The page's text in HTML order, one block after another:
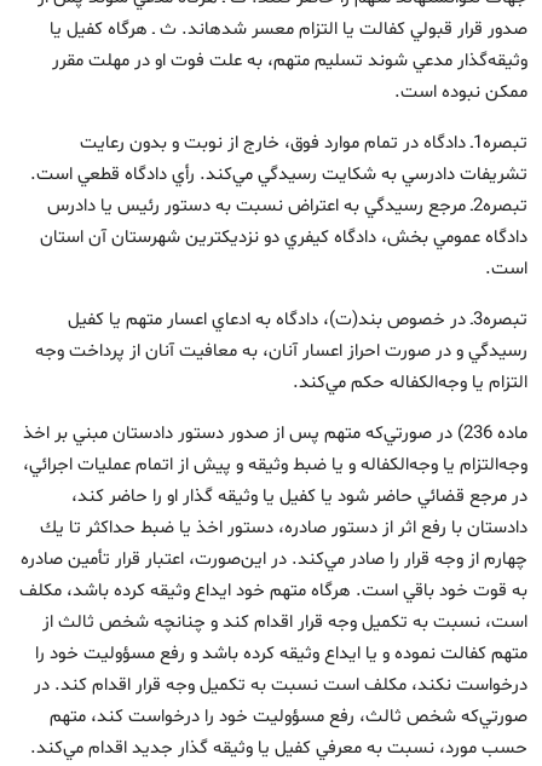
صدور قرار قبولي كفالت يا التزام معسر شده‏اند. ث ـ هرگاه كفيل يا
وثيقه‌گذار مدعي شوند تسليم متهم، به علت فوت او در مهلت مقرر
ممكن نبوده است.
تبصره1ـ دادگاه در تمام موارد فوق، خارج از نوبت و بدون رعايت
تشريفات دادرسي به شكايت رسيدگي مي‌كند. رأي دادگاه قطعي است.
تبصره2ـ مرجع رسيدگي به اعتراض نسبت به دستور رئيس يا دادرس
دادگاه عمومي بخش، دادگاه كيفري دو نزديكترين شهرستان آن استان
است.
تبصره3ـ در خصوص بند(ت)، دادگاه به ادعاي اعسار متهم يا كفيل
رسيدگي و در ‌صورت احراز اعسار آنان، به معافيت آنان از پرداخت وجه
‌التزام يا وجه‌الكفاله حكم مي‌كند.
ماده 236) در صورتي‌كه متهم پس از صدور دستور دادستان مبني بر اخذ
وجه‌التزام يا وجه‌الكفاله و يا ضبط وثيقه و پيش از اتمام عمليات اجرائي،
در مرجع قضائي حاضر شود يا كفيل يا وثيقه‏ گذار او را حاضر كند،
دادستان با رفع اثر از دستور صادره، دستور اخذ يا ضبط حداكثر تا يك
چهارم از وجه قرار را صادر مي‌كند. در اين‌صورت، اعتبار قرار تأمين صادره
به قوت خود باقي است. هرگاه متهم خود ايداع وثيقه كرده باشد، مكلف
است، نسبت به تكميل وجه قرار اقدام كند و چنانچه شخص ثالث از
متهم كفالت نموده و يا ايداع وثيقه كرده باشد و رفع مسؤوليت خود را
درخواست نكند، مكلف است نسبت به تكميل وجه قرار اقدام كند. در
صورتي‌كه شخص ثالث، رفع مسؤوليت خود را درخواست كند، متهم
حسب مورد، نسبت به معرفي كفيل يا وثيقه‏ گذار جديد اقدام مي‌كند.